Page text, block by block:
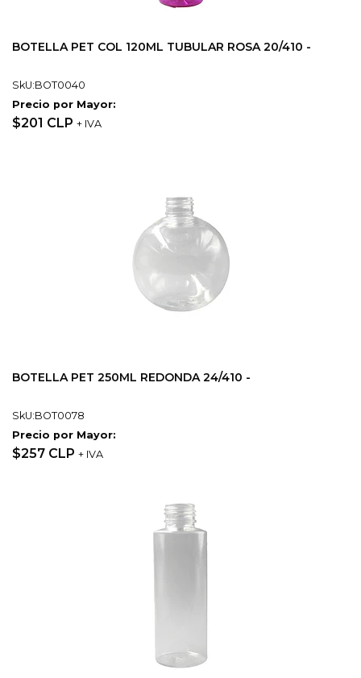
BOTELLA PET COL 120ML TUBULAR ROSA 20/410 -
SkU:BOT0040
Precio por Mayor:
$201 CLP + IVA
BOTELLA PET 250ML REDONDA 24/410 -
SkU:BOT0078
Precio por Mayor:
$257 CLP + IVA